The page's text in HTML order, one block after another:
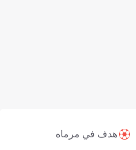
هدف في مرماه